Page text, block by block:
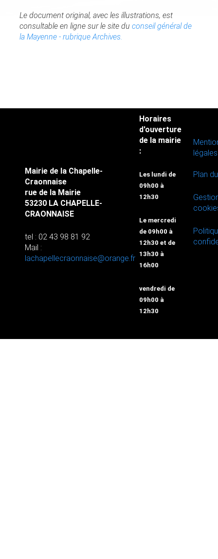
Le document original, avec les illustrations, est
consultable en ligne sur le site du conseil général de
la Mayenne - rubrique Archives.
Mairie de la Chapelle-
Craonnaise
rue de la Mairie
53230 LA CHAPELLE-
CRAONNAISE
tel : 02 43 98 81 92
Mail :
lachapellecraonnaise@orange.fr
Horaires
d'ouverture
de la mairie
:
Les lundi de
09h00 à
12h30
Le mercredi
de 09h00 à
12h30 et de
13h30 à
16h00
vendredi de
09h00 à
12h30
légales
Plan